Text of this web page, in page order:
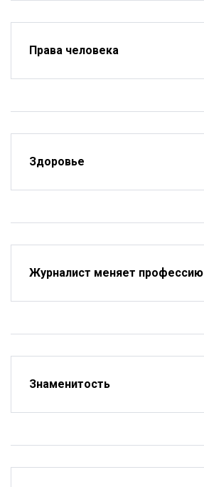
Права человека
Здоровье
Журналист меняет профессию
Знаменитость